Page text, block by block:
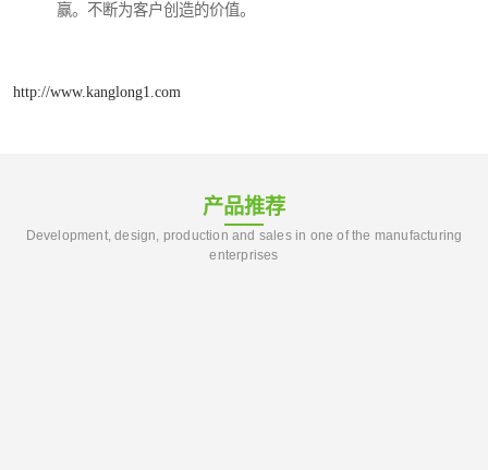
赢。不断为客户创造的价值。
http://www.kanglong1.com
产品推荐
Development, design, production and sales in one of the manufacturing
enterprises